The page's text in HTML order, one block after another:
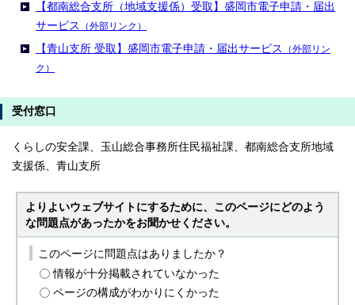
【都南総合支所（地域支援係）受取】盛岡市電子申請・届出
サービス
（外部リンク）
【青山支所 受取】盛岡市電子申請・届出サービス
（外部リン
ク）
受付窓口
くらしの安全課、玉山総合事務所住民福祉課、都南総合支所地域
支援係、青山支所
よりよいウェブサイトにするために、このページにどのよう
な問題点があったかをお聞かせください。
このページに問題点はありましたか？
情報が十分掲載されていなかった
ページの構成がわかりにくかった